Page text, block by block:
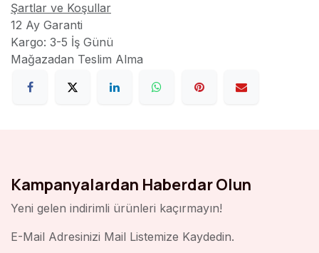
Şartlar ve Koşullar
12 Ay Garanti
Kargo: 3-5 İş Günü
Mağazadan Teslim Alma
Kampanyalardan Haberdar Olun
Yeni gelen indirimli ürünleri kaçırmayın!
E-Mail Adresinizi Mail Listemize Kaydedin.